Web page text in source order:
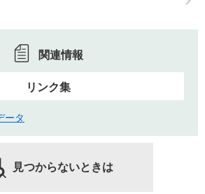
関連情報
リンク集
ータ
見つからないときは